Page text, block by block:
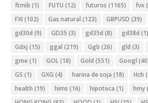
ftmib (1) FUTU (12) futuros (1165) fvx
FXI (102) Gas natural (123) GBPUSD (39)
gd30d (9) GD35 (3) gd35d (8) gd38d (1)
Gdxj (15) ggal (219) Ggb (26) gld (3)
gme (1) GOL(18) Gold (551) Googl
GS (1) GXG (4) harina de soja (18) Hch
health (19) hims (16) hipoteca (1) hmy